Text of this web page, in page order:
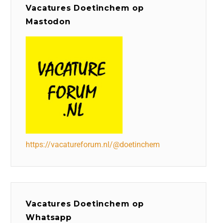
Vacatures Doetinchem op
Mastodon
https://vacatureforum.nl/@doetinchem
Vacatures Doetinchem op
Whatsapp